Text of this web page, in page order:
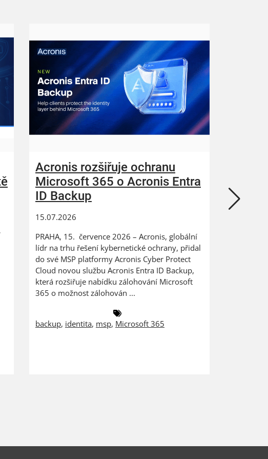
Acronis rozšiřuje ochranu
Microsoft 365 o Acronis Entra
ID Backup
15.07.2026
PRAHA, 15. července 2026 – Acronis, globální
lídr na trhu řešení kybernetické ochrany, přidal
do své MSP platformy Acronis Cyber Protect
Cloud novou službu Acronis Entra ID Backup,
která rozšiřuje nabídku zálohování Microsoft
365 o možnost zálohován ...
backup, identita, msp, Microsoft 365